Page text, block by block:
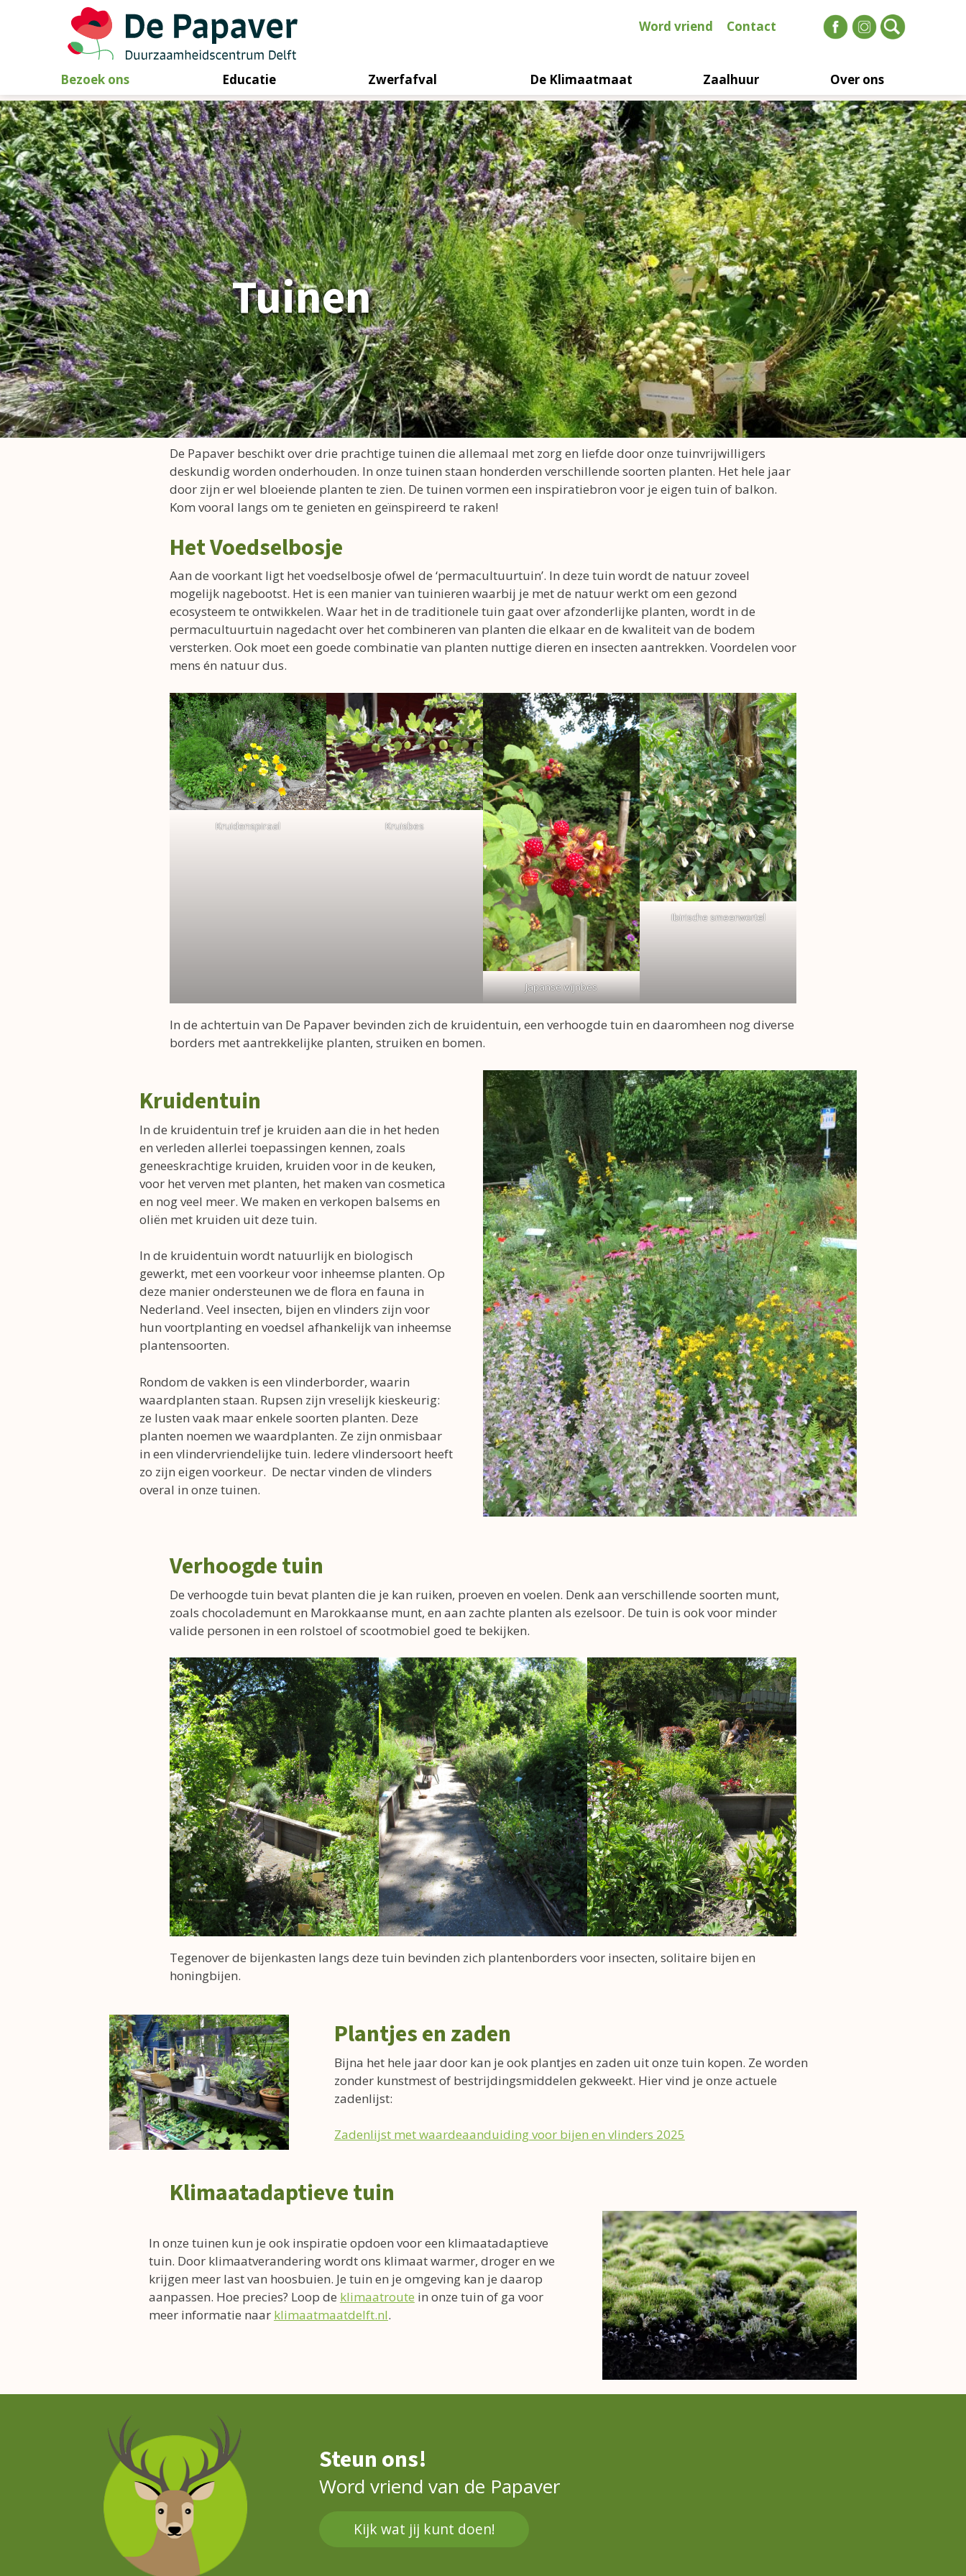
Skip
to
content
Word vriend Contact
Bezoek ons Educatie Zwerfafval De Klimaatmaat Zaalhuur Over ons
Tuinen
De Papaver beschikt over drie prachtige tuinen die allemaal met zorg en liefde door onze tuinvrijwilligers
deskundig worden onderhouden. In onze tuinen staan honderden verschillende soorten planten. Het hele jaar
door zijn er wel bloeiende planten te zien. De tuinen vormen een inspiratiebron voor je eigen tuin of balkon.
Kom vooral langs om te genieten en geïnspireerd te raken!
Het Voedselbosje
Aan de voorkant ligt het voedselbosje ofwel de ‘permacultuurtuin’. In deze tuin wordt de natuur zoveel
mogelijk nagebootst. Het is een manier van tuinieren waarbij je met de natuur werkt om een gezond
ecosysteem te ontwikkelen. Waar het in de traditionele tuin gaat over afzonderlijke planten, wordt in de
permacultuurtuin nagedacht over het combineren van planten die elkaar en de kwaliteit van de bodem
versterken. Ook moet een goede combinatie van planten nuttige dieren en insecten aantrekken. Voordelen voor
mens én natuur dus.
Kruidenspiraal Kruisbes
Japanse wijnbes
Ibirische smeerwortel
In de achtertuin van De Papaver bevinden zich de kruidentuin, een verhoogde tuin en daaromheen nog diverse
borders met aantrekkelijke planten, struiken en bomen.
Kruidentuin
In de kruidentuin tref je kruiden aan die in het heden
en verleden allerlei toepassingen kennen, zoals
geneeskrachtige kruiden, kruiden voor in de keuken,
voor het verven met planten, het maken van cosmetica
en nog veel meer. We maken en verkopen balsems en
oliën met kruiden uit deze tuin.
In de kruidentuin wordt natuurlijk en biologisch
gewerkt, met een voorkeur voor inheemse planten. Op
deze manier ondersteunen we de flora en fauna in
Nederland. Veel insecten, bijen en vlinders zijn voor
hun voortplanting en voedsel afhankelijk van inheemse
plantensoorten.
Rondom de vakken is een vlinderborder, waarin
waardplanten staan. Rupsen zijn vreselijk kieskeurig:
ze lusten vaak maar enkele soorten planten. Deze
planten noemen we waardplanten. Ze zijn onmisbaar
in een vlindervriendelijke tuin. Iedere vlindersoort heeft
zo zijn eigen voorkeur. De nectar vinden de vlinders
overal in onze tuinen.
Verhoogde tuin
De verhoogde tuin bevat planten die je kan ruiken, proeven en voelen. Denk aan verschillende soorten munt,
zoals chocolademunt en Marokkaanse munt, en aan zachte planten als ezelsoor. De tuin is ook voor minder
valide personen in een rolstoel of scootmobiel goed te bekijken.
Tegenover de bijenkasten langs deze tuin bevinden zich plantenborders voor insecten, solitaire bijen en
honingbijen.
Plantjes en zaden
Bijna het hele jaar door kan je ook plantjes en zaden uit onze tuin kopen. Ze worden
zonder kunstmest of bestrijdingsmiddelen gekweekt. Hier vind je onze actuele
zadenlijst:
Zadenlijst met waardeaanduiding voor bijen en vlinders 2025
Klimaatadaptieve tuin
In onze tuinen kun je ook inspiratie opdoen voor een klimaatadaptieve
tuin. Door klimaatverandering wordt ons klimaat warmer, droger en we
krijgen meer last van hoosbuien. Je tuin en je omgeving kan je daarop
aanpassen. Hoe precies? Loop de klimaatroute in onze tuin of ga voor
meer informatie naar klimaatmaatdelft.nl.
Steun ons!
Word vriend van de Papaver
Kijk wat jij kunt doen!